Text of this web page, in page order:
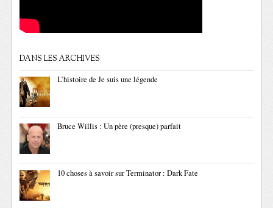
DANS LES ARCHIVES
L’histoire de Je suis une légende
Bruce Willis : Un père (presque) parfait
10 choses à savoir sur Terminator : Dark Fate